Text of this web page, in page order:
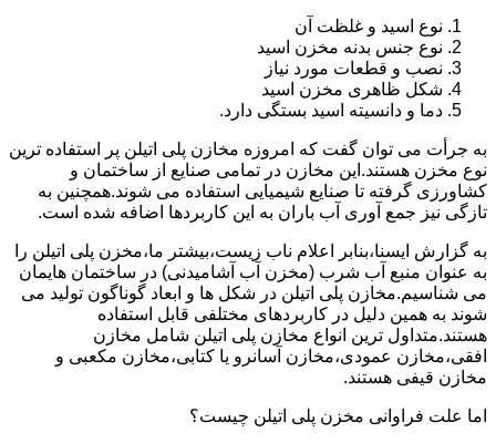
نوع اسید و غلظت آن
نوع جنس بدنه مخزن اسید
نصب و قطعات مورد نیاز
شکل ظاهری مخزن اسید
دما و دانسیته اسید بستگی دارد.
به جرأت می توان گفت که امروزه مخازن پلی اتیلن پر استفاده ترین
نوع مخزن هستند.این مخازن در تمامی صنایع از ساختمان و
کشاورزی گرفته تا صنایع شیمیایی استفاده می شوند.همچنین به
تازگی نیز جمع آوری آب باران به این کاربردها اضافه شده است.
به گزارش ایسنا،بنابر اعلام ناب زیست،بیشتر ما،مخزن پلی اتیلن را
به عنوان منبع آب شرب (مخزن آب آشامیدنی) در ساختمان هایمان
می شناسیم.مخازن پلی اتیلن در شکل ها و ابعاد گوناگون تولید می
شوند به همین دلیل در کاربردهای مختلفی قابل استفاده
هستند.متداول ترین انواع مخازن پلی اتیلن شامل مخازن
افقی،مخازن عمودی،مخازن آسانرو یا کتابی،مخازن مکعبی و
مخازن قیفی هستند.
اما علت فراوانی مخزن پلی اتیلن چیست؟